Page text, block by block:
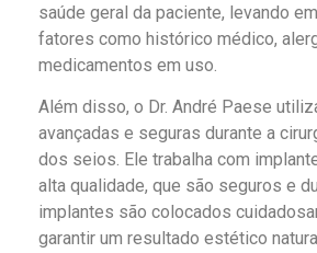
saúde geral da paciente, levando
fatores como histórico médico,
medicamentos em uso.
Além disso, o Dr. André Paese
avançadas e seguras durante a
dos seios. Ele trabalha com
alta qualidade, que são seguros e
implantes são colocados
garantir um resultado estético